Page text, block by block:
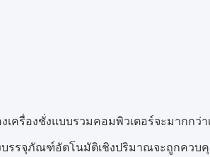
ครื่องชั่งแบบรวมคอมพิวเตอร์จะมากกว่
รรจุภัณฑ์อัตโนมัติเชิงปริมาณจะถูกควบ